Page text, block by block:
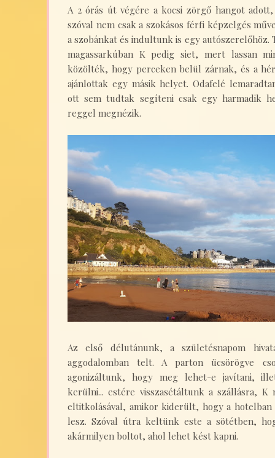
A 2 órás út végére a kocsi zörgő hangot
szóval nem csak a szokásos férfi képzelgés
a szobánkat és indultunk is egy autószerelőhöz.
magassarkúban K pedig siet, mert lassan
közölték, hogy perceken belül zárnak, és a
ajánlottak egy másik helyet. Odafelé
ott sem tudtak segíteni csak egy harmadik
reggel megnézik.
Az első délutánunk, a születésnapom
aggodalomban telt. A parton ücsörögve
agonizáltunk, hogy meg lehet-e javítani,
kerülni... estére visszasétáltunk a szállásra,
eltitkolásával, amikor kiderült, hogy a
lesz. Szóval útra keltünk este a sötétben,
akármilyen boltot, ahol lehet kést kapni.